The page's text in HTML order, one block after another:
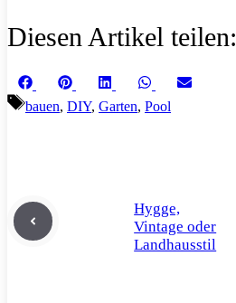
Diesen Artikel teilen:
Share
FacebookShare
on
Pinterest Share
LinkedInShare
on
WhatsApp
Share
Schlagwörter
bauen, DIY, Garten, Pool
Hygge,
Vintage oder
Landhausstil